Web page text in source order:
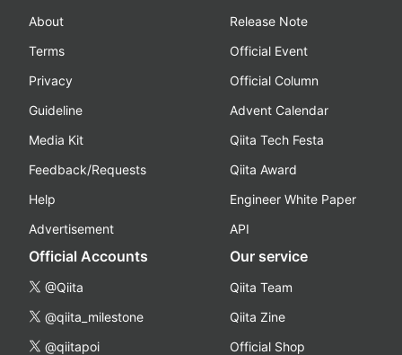
About
Terms
Privacy
Guideline
Media Kit
Feedback/Requests
Help
Advertisement
Release Note
Official Event
Official Column
Advent Calendar
Qiita Tech Festa
Qiita Award
Engineer White Paper
API
Official Accounts
@Qiita
@qiita_milestone
@qiitapoi
Our service
Qiita Team
Qiita Zine
Official Shop